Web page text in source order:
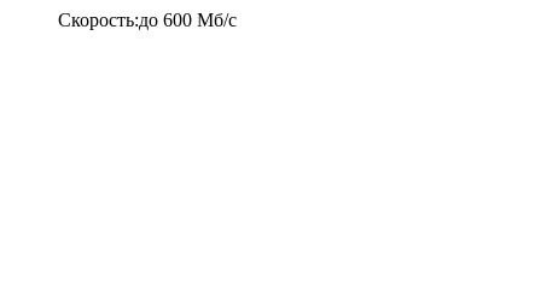
Скорость:до 600 Мб/c